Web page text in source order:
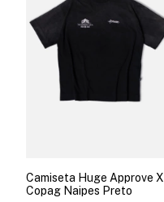
Camiseta Huge Approve X
Copag Naipes Preto